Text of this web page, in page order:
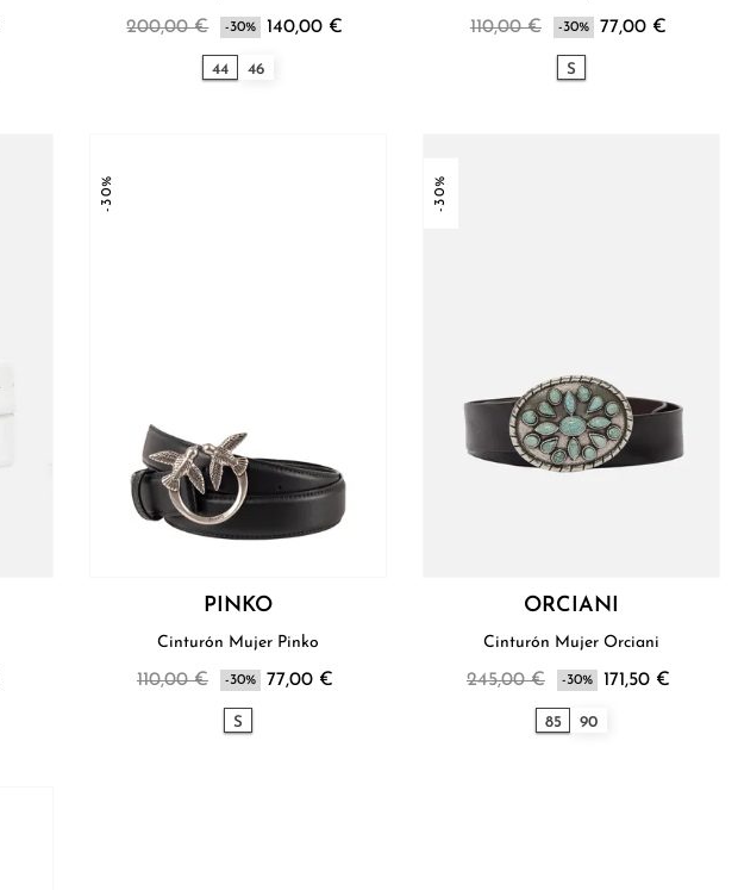
200,00 € -30% 140,00 €
44 46
110,00 € -30% 77,00 €
S
-30%
PINKO
Cinturón Mujer Pinko
110,00 € -30% 77,00 €
S
-30%
ORCIANI
Cinturón Mujer Orciani
245,00 € -30% 171,50 €
85 90